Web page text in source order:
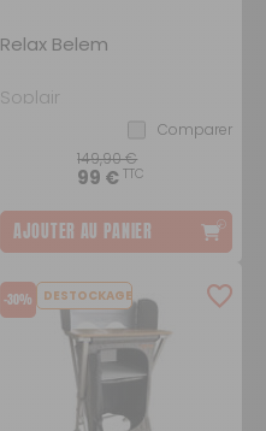
Relax Belem
Soplair
Comparer
149,90 €
99 €TTC
AJOUTER AU PANIER
-30% DESTOCKAGE